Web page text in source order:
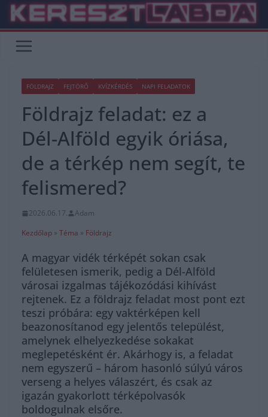
Skip
content
FÖLDRAJZ FEJTÖRŐ KVÍZKÉRDÉS NAPI FELADATOK
Földrajz feladat: ez a
Dél-Alföld egyik óriása,
de a térkép nem segít, te
felismered?
2026.06.17.
Adam
Kezdőlap » Téma » Földrajz
A magyar vidék térképét sokan csak
felületesen ismerik, pedig a Dél-Alföld
városai izgalmas tájékozódási kihívást
rejtenek. Ez a földrajz feladat most pont ezt
teszi próbára: egy vaktérképen kell
beazonosítanod egy jelentős települést,
amelynek elhelyezkedése sokakat
meglepetésként ér. Akárhogy is, a feladat
nem egyszerű – három hasonló súlyú város
verseng a helyes válaszért, és csak az
igazán gyakorlott térképolvasók
boldogulnak elsőre.